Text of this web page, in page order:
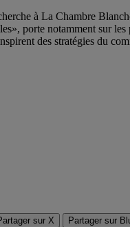
à La Chambre
porte notamment sur
des stratégies du
sur X Partager sur